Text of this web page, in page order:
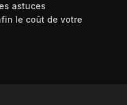
astuces
le coût de votre